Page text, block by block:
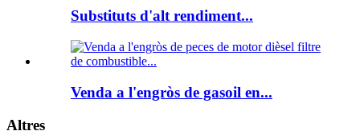
Substituts d'alt rendiment...
Venda a l'engròs de gasoil en...
Altres